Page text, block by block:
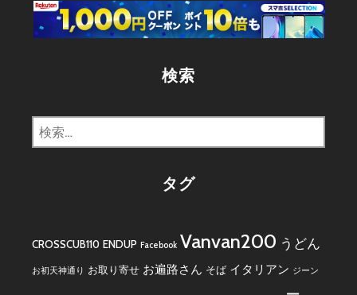
ゴ
リ
検索
検
索:
タグ
CROSSCUB110 ENDUP Facebook Vanvan200 うどん
お初天神通り お取り寄せ お遍路さん そば イタリアン ジーン